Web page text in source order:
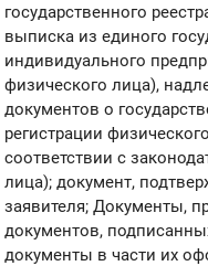
государственного
выписка из единого
индивидуального
физического лица),
документов о
регистрации
соответствии с
лица); документ,
заявителя; Документы,
документов,
документы в части их